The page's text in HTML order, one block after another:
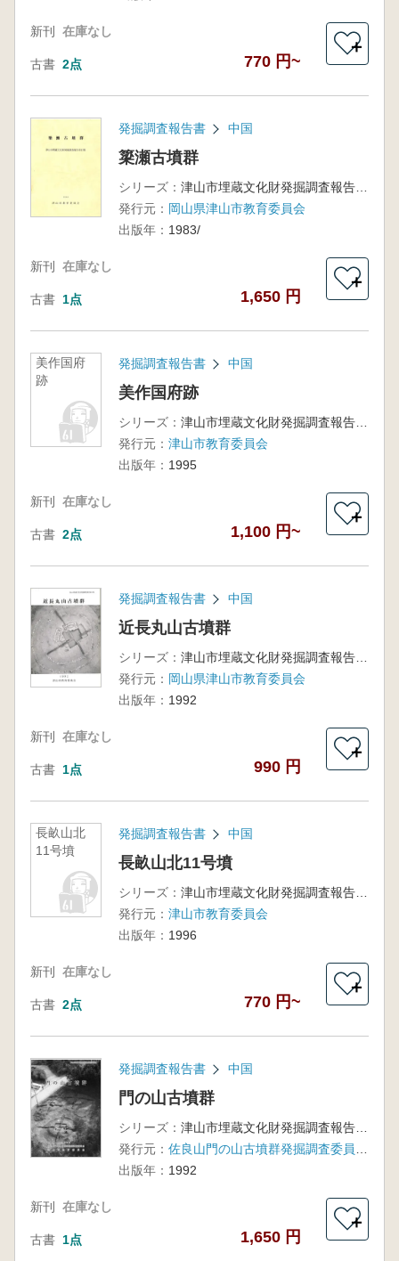
新刊 在庫なし
古書 2点 770 円~
＋
発掘調査報告書 中国
簗瀬古墳群
シリーズ：
津山市埋蔵文化財発掘調査報告第13集
発行元： 岡山県津山市教育委員会
出版年： 1983/
新刊 在庫なし
古書 1点 1,650 円
＋
美作国府
跡
発掘調査報告書 中国
美作国府跡
シリーズ：
津山市埋蔵文化財発掘調査報告第56集
発行元： 津山市教育委員会
出版年： 1995
新刊 在庫なし
古書 2点 1,100 円~
＋
発掘調査報告書 中国
近長丸山古墳群
シリーズ：
津山市埋蔵文化財発掘調査報告第41集
発行元： 岡山県津山市教育委員会
出版年： 1992
新刊 在庫なし
古書 1点 990 円
＋
長畝山北
11号墳
発掘調査報告書 中国
長畝山北11号墳
シリーズ：
津山市埋蔵文化財発掘調査報告第57集
発行元： 津山市教育委員会
出版年： 1996
新刊 在庫なし
古書 2点 770 円~
＋
発掘調査報告書 中国
門の山古墳群
シリーズ：
津山市埋蔵文化財発掘調査報告第46集
発行元：
出版年： 1992
新刊 在庫なし
古書 1点 1,650 円
＋